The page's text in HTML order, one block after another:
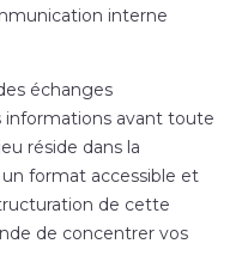
interne
échanges
informations avant toute
réside dans la
format accessible et
de cette
de concentrer vos